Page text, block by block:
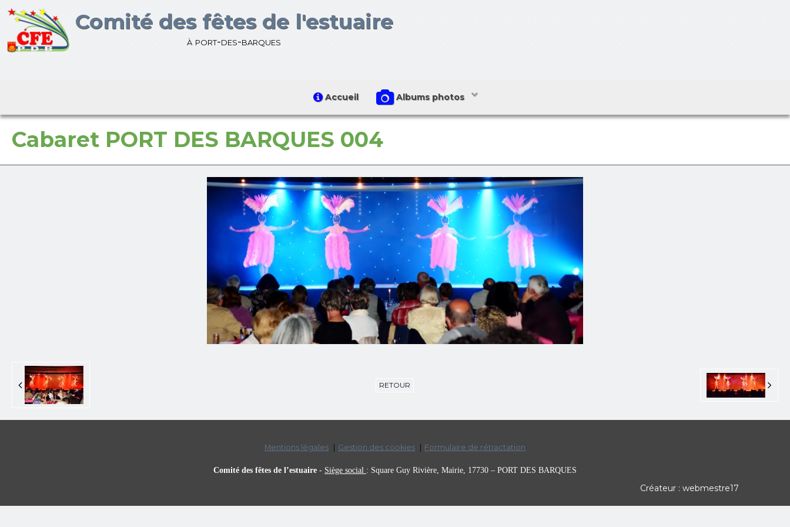
Comité des fêtes de l'estuaire
à port-des-barques
Accueil Albums photos
Cabaret PORT DES BARQUES 004
RETOUR
Mentions légales Gestion des cookies Formulaire de rétractation
Comité des fêtes de l’estuaire - Siège social : Square Guy Rivière, Mairie, 17730 – PORT DES BARQUES
Créateur : webmestre17